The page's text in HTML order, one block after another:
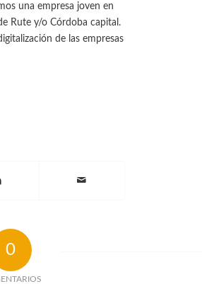
una empresa joven en
Rute y/o Córdoba capital.
de las empresas
0